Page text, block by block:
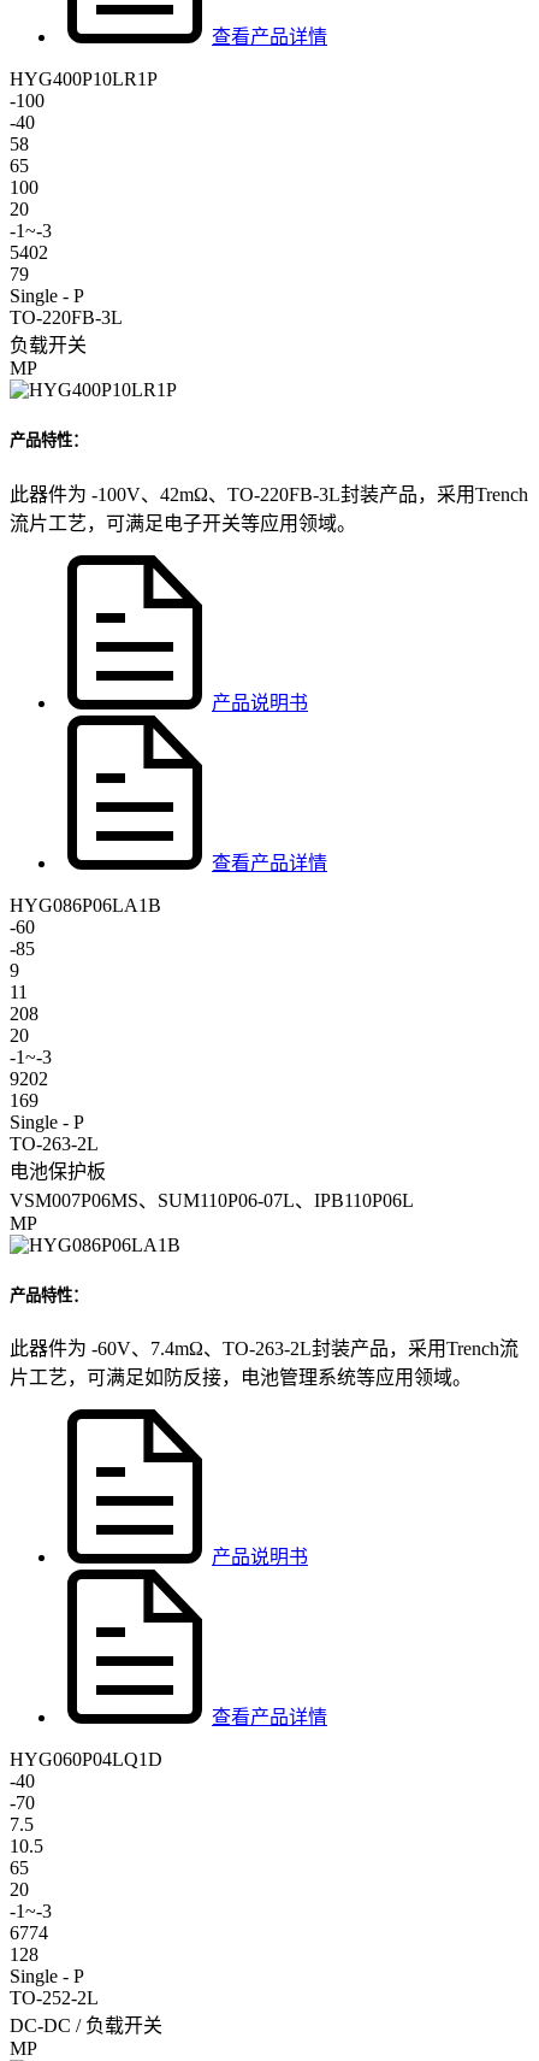
查看产品详情
HYG400P10LR1P
-100
-40
58
65
100
20
-1~-3
5402
79
Single - P
TO-220FB-3L
负载开关
MP
产品特性：
此器件为 -100V、42mΩ、TO-220FB-3L封装产品，采用Trench
流片工艺，可满足电子开关等应用领域。
产品说明书
查看产品详情
HYG086P06LA1B
-60
-85
9
11
208
20
-1~-3
9202
169
Single - P
TO-263-2L
电池保护板
VSM007P06MS、SUM110P06-07L、IPB110P06L
MP
产品特性：
此器件为 -60V、7.4mΩ、TO-263-2L封装产品，采用Trench流
片工艺，可满足如防反接，电池管理系统等应用领域。
产品说明书
查看产品详情
HYG060P04LQ1D
-40
-70
7.5
10.5
65
20
-1~-3
6774
128
Single - P
TO-252-2L
DC-DC / 负载开关
MP